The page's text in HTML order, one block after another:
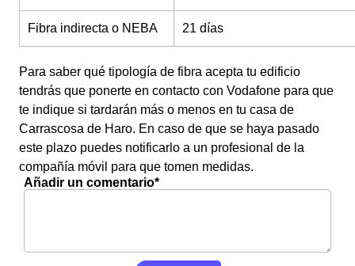
Fibra indirecta o NEBA 21 días
Para saber qué tipología de fibra acepta tu edificio
tendrás que ponerte en contacto con Vodafone para que
te indique si tardarán más o menos en tu casa de
Carrascosa de Haro. En caso de que se haya pasado
este plazo puedes notificarlo a un profesional de la
compañía móvil para que tomen medidas.
Añadir un comentario*